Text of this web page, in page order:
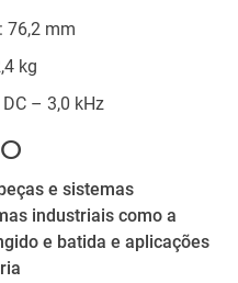
76,2 mm
kg
– 3,0 kHz
e sistemas
industriais como a
e batida e aplicações